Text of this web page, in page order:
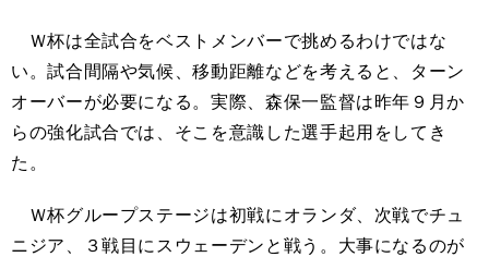
Ｗ杯は全試合をベストメンバーで挑めるわけではな
い。試合間隔や気候、移動距離などを考えると、ターン
オーバーが必要になる。実際、森保一監督は昨年９月か
らの強化試合では、そこを意識した選手起用をしてき
た。
Ｗ杯グループステージは初戦にオランダ、次戦でチュ
ニジア、３戦目にスウェーデンと戦う。大事になるのが